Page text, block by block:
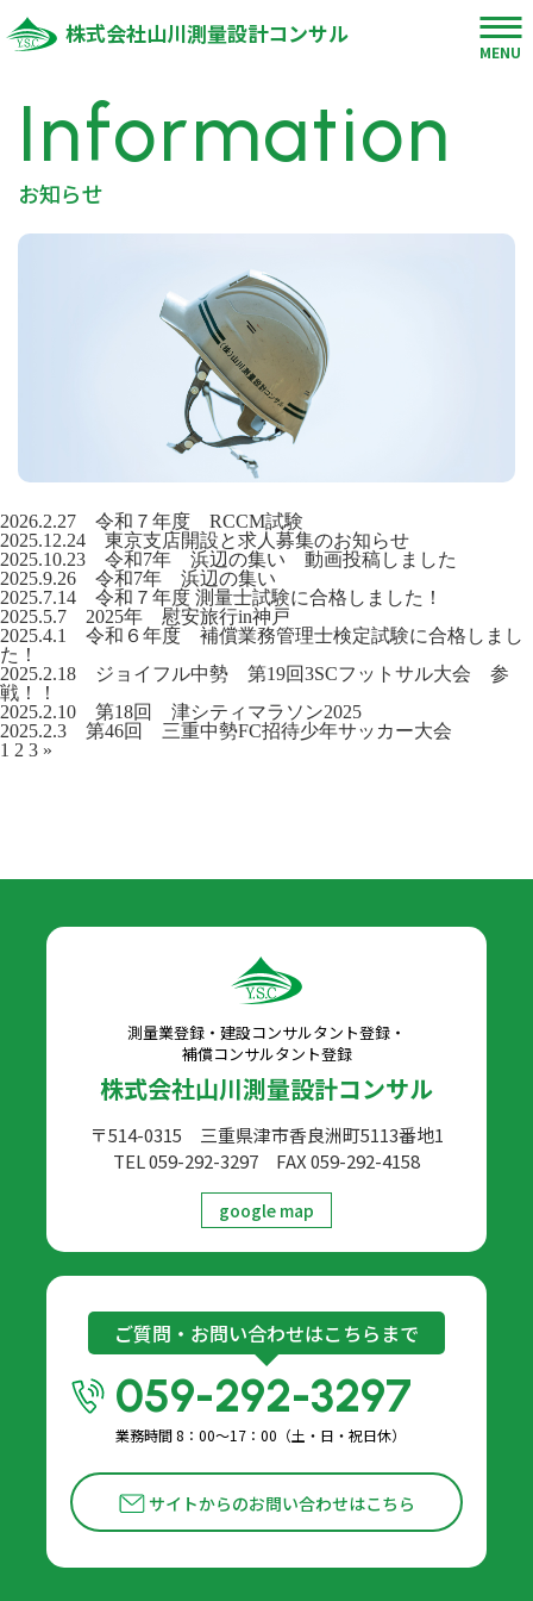
株式会社山川測量設計コンサル
MENU
Information
お知らせ
2026.2.27 令和７年度 RCCM試験
2025.12.24 東京支店開設と求人募集のお知らせ
2025.10.23 令和7年 浜辺の集い 動画投稿しました
2025.9.26 令和7年 浜辺の集い
2025.7.14 令和７年度 測量士試験に合格しました！
2025.5.7 2025年 慰安旅行in神戸
2025.4.1 令和６年度 補償業務管理士検定試験に合格しまし
た！
2025.2.18
ジョイフル中勢 第19回3SCフットサル大会 参
戦！！
2025.2.10 第18回 津シティマラソン2025
2025.2.3 第46回 三重中勢FC招待少年サッカー大会
1 2 3 »
測量業登録・建設コンサルタント登録・
補償コンサルタント登録
株式会社山川測量設計コンサル
〒514-0315 三重県津市香良洲町5113番地1
TEL 059-292-3297 FAX 059-292-4158
google map
ご質問・お問い合わせはこちらまで
059-292-3297
業務時間 8：00〜17：00（土・日・祝日休）
サイトからのお問い合わせはこちら